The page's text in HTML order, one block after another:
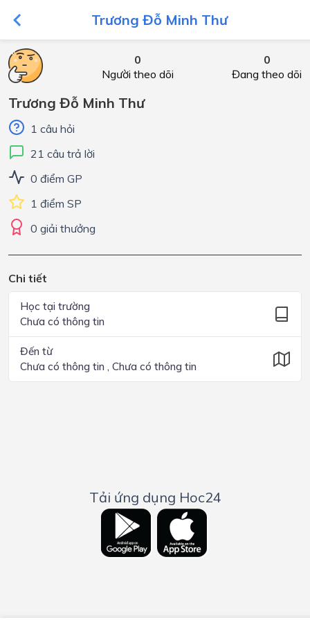
Trương Đỗ Minh Thư
0
Người theo dõi
0
Đang theo dõi
Trương Đỗ Minh Thư
1 câu hỏi
21 câu trả lời
0 điểm GP
1 điểm SP
0 giải thưởng
Chi tiết
Học tại trường
Chưa có thông tin
Đến từ
Chưa có thông tin , Chưa có thông tin
Tải ứng dụng Hoc24